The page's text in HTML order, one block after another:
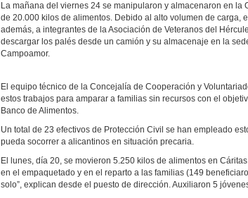
La mañana del viernes 24 se manipularon y almacenaron en la
de 20.000 kilos de alimentos. Debido al alto volumen de carga,
además, a integrantes de la Asociación de Veteranos del
descargar los palés desde un camión y su almacenaje en la
Campoamor.
El equipo técnico de la Concejalía de Cooperación y
estos trabajos para amparar a familias sin recursos con el
Banco de Alimentos.
Un total de 23 efectivos de Protección Civil se han empleado
pueda socorrer a alicantinos en situación precaria.
El lunes, día 20, se movieron 5.250 kilos de alimentos en
en el empaquetado y en el reparto a las familias (149
solo”, explican desde el puesto de dirección. Auxiliaron 5